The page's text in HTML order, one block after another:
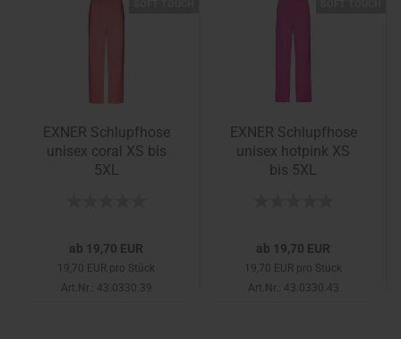
EXNER Schlupfhose
unisex coral XS bis
5XL
ab 19,70 EUR
19,70 EUR pro Stück
Art.Nr.: 43.0330.39
EXNER Schlupfhose
unisex hotpink XS
bis 5XL
ab 19,70 EUR
19,70 EUR pro Stück
Art.Nr.: 43.0330.43